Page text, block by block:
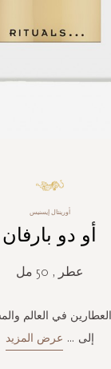
أورينتال إيسنيس
أو دو بارفان
عطر , 50 مل
في العالم
إلى ... عرض المزيد